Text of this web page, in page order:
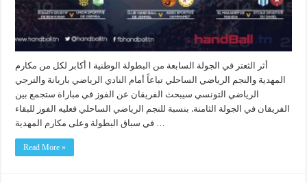
أثر الثعتر في الجولة السابعة من البطولة الوطنية ا أكابر لكل من مكارم
المهدية والنجم الرياضي الساحلي تباعاً أمام النادي الرياضي باريانة والترجي
الرياضي التونسي سيبحث الفريقان عن الفوز في مباراة ستجمع بين
الفريقان في الجولة الثامنة. بنسبة للنجم الرياضي الساحلي فعليه الفوز للبقاء
Read More »